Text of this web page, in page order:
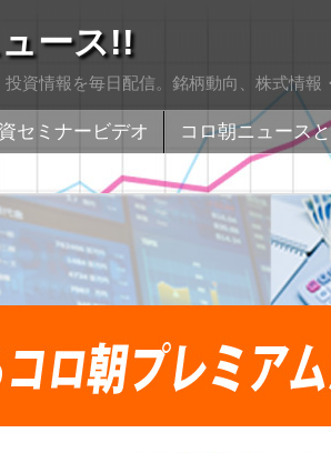
ース!!
資情報を毎日配信。銘柄動向、株式情
セミナービデオ
コロ朝ニュース